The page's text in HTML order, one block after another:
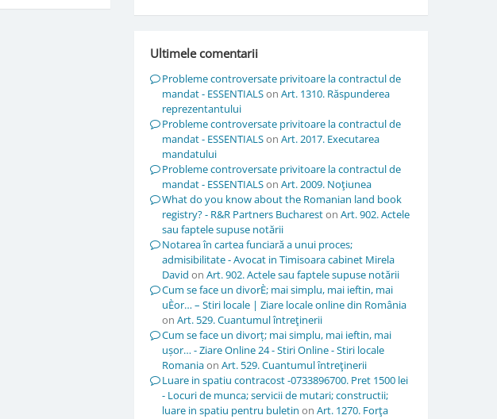
Ultimele comentarii
Probleme controversate privitoare la contractul de
mandat - ESSENTIALSon Art. 1310. Răspunderea
reprezentantului
Probleme controversate privitoare la contractul de
mandat - ESSENTIALSon Art. 2017. Executarea
mandatului
Probleme controversate privitoare la contractul de
mandat - ESSENTIALSon Art. 2009. Noţiunea
What do you know about the Romanian land book
registry? - R&R Partners Buchareston Art. 902. Actele
sau faptele supuse notării
Notarea în cartea funciară a unui proces;
admisibilitate - Avocat in Timisoara cabinet Mirela
David on Art. 902. Actele sau faptele supuse notării
Cum se face un divorÈ; mai simplu, mai ieftin, mai
uÈor… – Stiri locale | Ziare locale online din România
on Art. 529. Cuantumul întreţinerii
Cum se face un divorț; mai simplu, mai ieftin, mai
ușor… - Ziare Online 24 - Stiri Online - Stiri locale
Romaniaon Art. 529. Cuantumul întreţinerii
Luare in spatiu contracost -0733896700. Pret 1500 lei
- Locuri de munca; servicii de mutari; constructii;
luare in spatiu pentru buletin on Art. 1270. Forţa